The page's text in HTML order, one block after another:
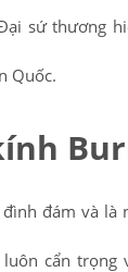
sứ thương
Quốc.
đám và là
cẩn trọng